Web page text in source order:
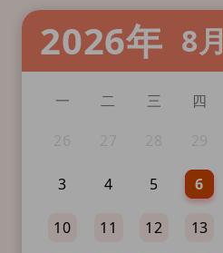
2026年 8月
一 二 三 四
3 4 5 6
10 11 12 13